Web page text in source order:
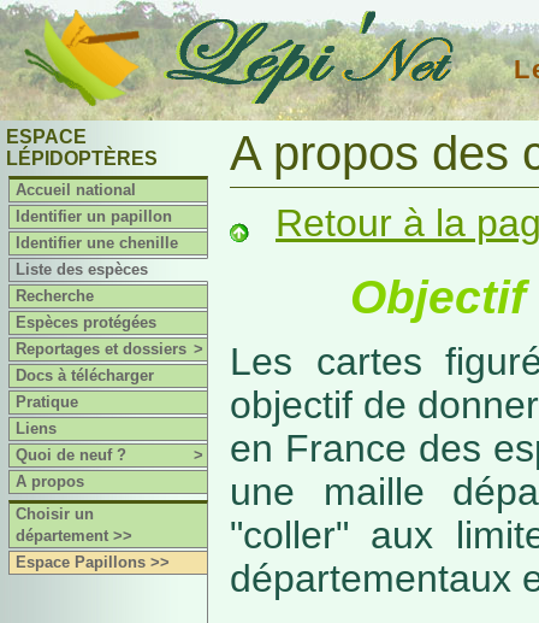
ESPACE
LÉPIDOPTÈRES
Accueil national
Identifier un papillon
Identifier une chenille
Liste des espèces
Recherche
Espèces protégées
Reportages et dossiers >
Docs à télécharger
Pratique
Liens
Quoi de neuf ?
>
A propos
Choisir un
département >>
Espace Papillons >>
A propos des
Retour à la
Objectif
Les cartes
objectif de
en France des
une maille
"coller" aux
départementaux